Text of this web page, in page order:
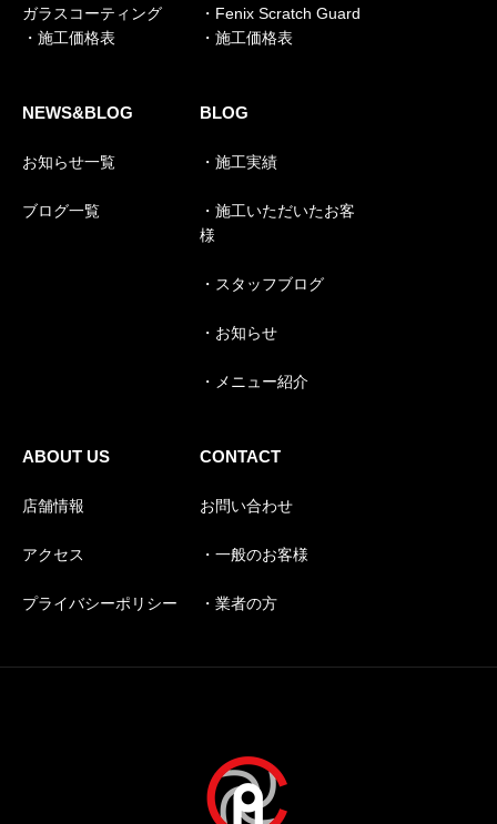
ガラスコーティング
・施工価格表
・Fenix Scratch Guard
・施工価格表
NEWS&BLOG
お知らせ一覧
ブログ一覧
BLOG
・施工実績
・施工いただいたお客
様
・スタッフブログ
・お知らせ
・メニュー紹介
ABOUT US
店舗情報
アクセス
プライバシーポリシー
CONTACT
お問い合わせ
・一般のお客様
・業者の方